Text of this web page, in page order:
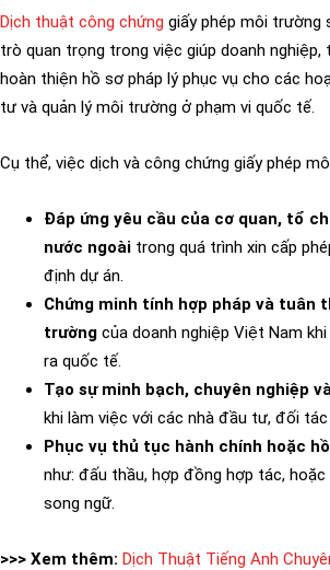
Dịch thuật công chứng giấy phép môi trường
trò quan trọng trong việc giúp doanh nghiệp,
hoàn thiện hồ sơ pháp lý phục vụ cho các
tư và quản lý môi trường ở phạm vi quốc tế.
Cụ thể, việc dịch và công chứng giấy phép
Đáp ứng yêu cầu của cơ quan, tổ
nước ngoài trong quá trình xin cấp
định dự án.
Chứng minh tính hợp pháp và tuân
trường của doanh nghiệp Việt Nam
ra quốc tế.
Tạo sự minh bạch, chuyên nghiệp
khi làm việc với các nhà đầu tư, đối tác
Phục vụ thủ tục hành chính hoặc
như: đấu thầu, hợp đồng hợp tác,
song ngữ.
>>> Xem thêm: Dịch Thuật Tiếng Anh